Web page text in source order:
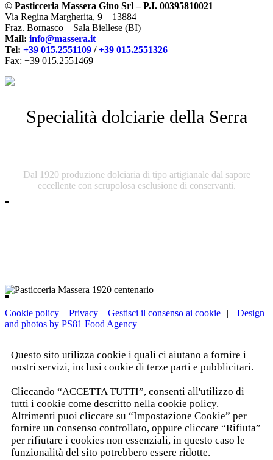
© Pasticceria Massera Gino Srl – P.I. 00395810021
Via Regina Margherita, 9 – 13884
Fraz. Bornasco – Sala Biellese (BI)
Mail: info@massera.it
Tel: +39 015.2551109 /+39 015.2551326
Fax: +39 015.2551469
Specialità dolciarie della Serra
Dal 1920 produzione dolciaria di tipo artigianale dal sapore
eccellente con scrupolosa esclusione di conservanti.
Cookie policy – Privacy – Gestisci il consenso ai cookie
Design
and photos by PS81 Food Agency
Questo sito utilizza cookie i quali ci aiutano a fornire i
nostri servizi, inclusi cookie di terze parti e pubblicitari.
Cliccando “ACCETTA TUTTI”, consenti all'utilizzo di
tutti i cookie come descritto nella cookie policy.
Altrimenti puoi cliccare su “Impostazione Cookie” per
fornire un consenso controllato, oppure cliccare “Rifiuta”
per rifiutare i cookies non essenziali, in questo caso le
funzionalità del sito potrebbero essere ridotte.